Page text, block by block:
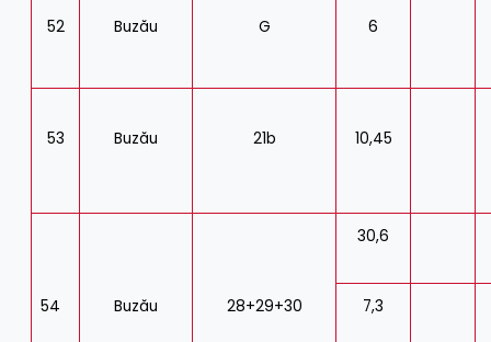
52 Buzău G 6
53 Buzău 21b 10,45
54 Buzău 28+29+30
30,6
7,3